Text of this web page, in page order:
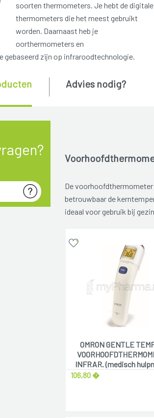
soorten thermometers. Je hebt de digitale
thermometers die het meest gebruikt
worden. Daarnaast heb je
oorthermometers en
zijn op infraroodtechnologie.
Advies nodig?
De
betrouwbaar de
ideaal voor gebruik bij
OMRON GENTLE
INFRAR. (medisch
106,80 �